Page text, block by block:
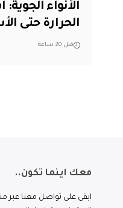
الأنواء
الحرارة حتى
قبل 20 ساعة
معك اينما تكون..
ابقى على تواصل معنا عبر